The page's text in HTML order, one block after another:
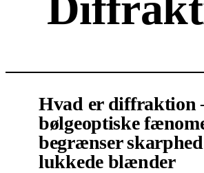
Hvad er diffraktion
bølgeoptiske
begrænser
lukkede blænder